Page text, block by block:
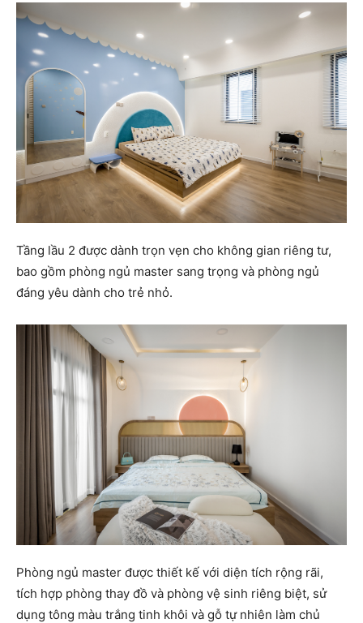
Tầng lầu 2 được dành trọn vẹn cho không gian riêng tư,
bao gồm phòng ngủ master sang trọng và phòng ngủ
đáng yêu dành cho trẻ nhỏ.
Phòng ngủ master được thiết kế với diện tích rộng rãi,
tích hợp phòng thay đồ và phòng vệ sinh riêng biệt, sử
dụng tông màu trắng tinh khôi và gỗ tự nhiên làm chủ